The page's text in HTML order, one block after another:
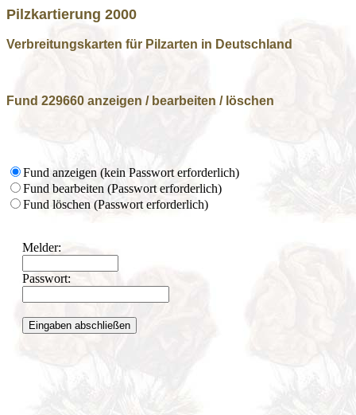
Pilzkartierung 2000
Verbreitungskarten für Pilzarten in Deutschland
Fund 229660 anzeigen / bearbeiten / löschen
Fund anzeigen (kein Passwort erforderlich)
Fund bearbeiten (Passwort erforderlich)
Fund löschen (Passwort erforderlich)
Melder:
Passwort: